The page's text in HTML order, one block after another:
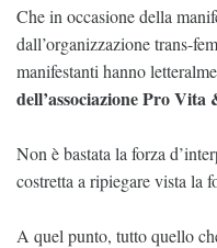
Che in occasione della
dall’organizzazione trans-
manifestanti hanno
dell’associazione Pro Vita
Non è bastata la forza
costretta a ripiegare vista la
A quel punto, tutto quello